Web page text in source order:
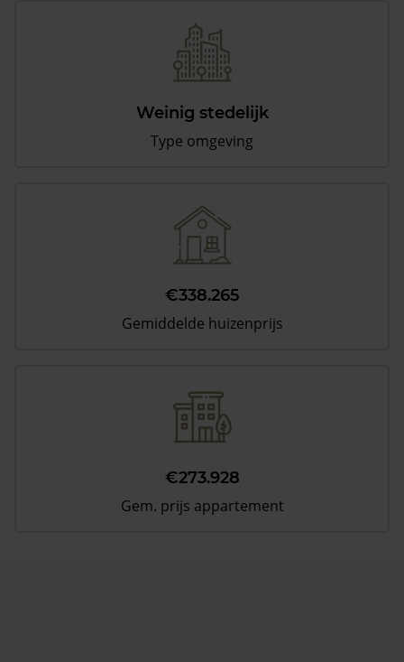
Weinig stedelijk
Type omgeving
€338.265
Gemiddelde huizenprijs
€273.928
Gem. prijs appartement